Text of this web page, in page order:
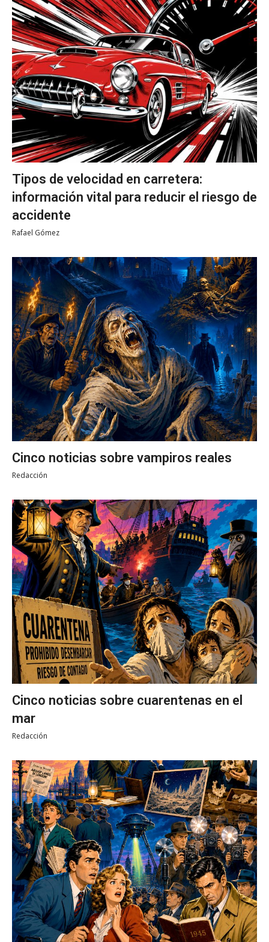
Tipos de velocidad en carretera:
información vital para reducir el riesgo de
accidente
Rafael Gómez
Cinco noticias sobre vampiros reales
Redacción
Cinco noticias sobre cuarentenas en el
mar
Redacción